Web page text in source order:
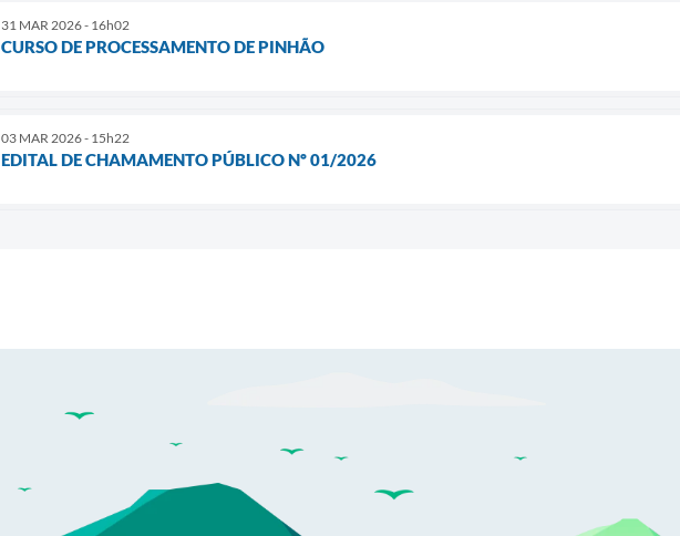
31 MAR 2026 - 16h02
CURSO DE PROCESSAMENTO DE PINHÃO
03 MAR 2026 - 15h22
EDITAL DE CHAMAMENTO PÚBLICO Nº 01/2026